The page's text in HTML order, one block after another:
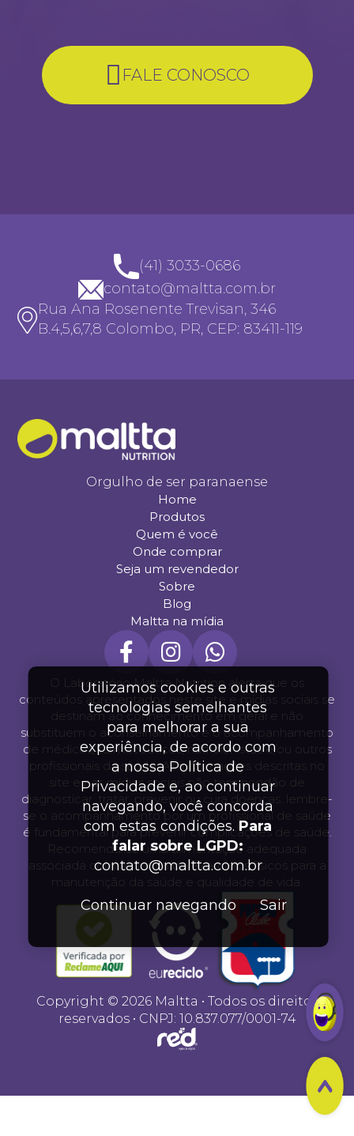
FALE CONOSCO
(41) 3033-0686
contato@maltta.com.br
Rua Ana Rosenente Trevisan, 346
B.4,5,6,7,8 Colombo, PR, CEP: 83411-119
Orgulho de ser paranaense
Home
Produtos
Quem é você
Onde comprar
Seja um revendedor
Sobre
Blog
Maltta na mídia
O Laboratório Maltta Nutrition alerta que os
conteúdos apresentados neste site e mídias sociais se
destinam ao conhecimento em geral e não
substituem o aconselhamento e o acompanhamento
de médicos, farmacêuticos, nutricionistas e/ou outros
profissionais da saúde. As informações descritas no
site e nas mídias sociais não tem condão de
diagnosticar, tratar, prevenir ou cura doenças. lembre-
se o acompanhamento por um profissional de saúde
é fundamental para prevenir complicações de saúde.
Recomenda-se uma alimentação adequada
associada com a prática de exercícios físicos para a
manutenção da saúde e qualidade de vida.
Copyright © 2026 Maltta • Todos os direitos
reservados • CNPJ: 10.837.077/0001-74
Utilizamos cookies e outras
tecnologias semelhantes
para melhorar a sua
experiência, de acordo com
a nossa Política de
Privacidade e, ao continuar
navegando, você concorda
com estas condições. Para
falar sobre LGPD:
contato@maltta.com.br
Continuar navegando Sair